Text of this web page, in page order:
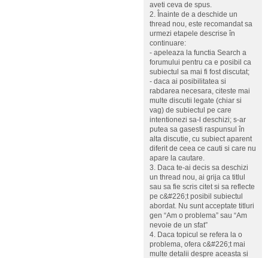
aveti ceva de spus.
2. Înainte de a deschide un
thread nou, este recomandat sa
urmezi etapele descrise în
continuare:
- apeleaza la functia Search a
forumului pentru ca e posibil ca
subiectul sa mai fi fost discutat;
- daca ai posibilitatea si
rabdarea necesara, citeste mai
multe discutii legate (chiar si
vag) de subiectul pe care
intentionezi sa-l deschizi; s-ar
putea sa gasesti raspunsul în
alta discutie, cu subiect aparent
diferit de ceea ce cauti si care nu
apare la cautare.
3. Daca te-ai decis sa deschizi
un thread nou, ai grija ca titlul
sau sa fie scris citet si sa reflecte
pe c&#226;t posibil subiectul
abordat. Nu sunt acceptate titluri
gen “Am o problema” sau “Am
nevoie de un sfat”
4. Daca topicul se refera la o
problema, ofera c&#226;t mai
multe detalii despre aceasta si